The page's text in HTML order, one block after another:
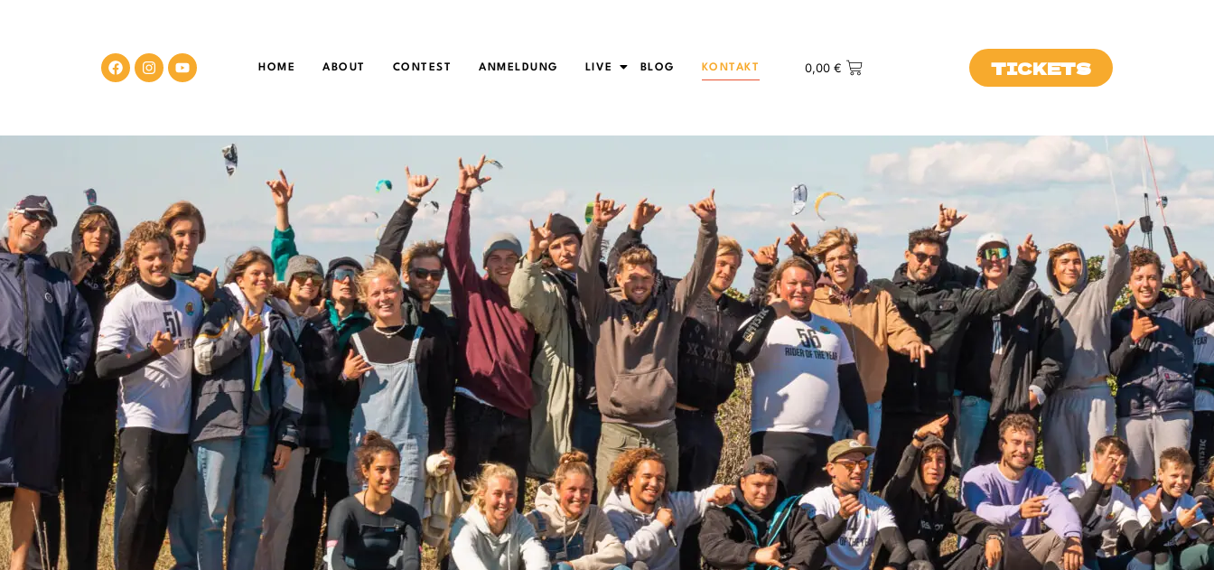
HOME ABOUT CONTEST ANMELDUNG LIVE BLOG KONTAKT 0,00 € TICKETS